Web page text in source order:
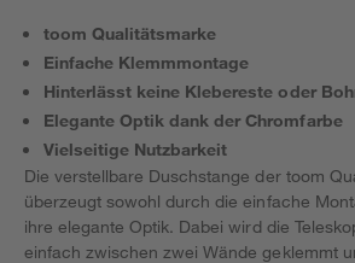
toom Qualitätsmarke
Einfache Klemmmontage
Hinterlässt keine Klebereste oder
Elegante Optik dank der Chromfarbe
Vielseitige Nutzbarkeit
Die verstellbare Duschstange der toom
überzeugt sowohl durch die einfache
ihre elegante Optik. Dabei wird die
einfach zwischen zwei Wände geklemmt